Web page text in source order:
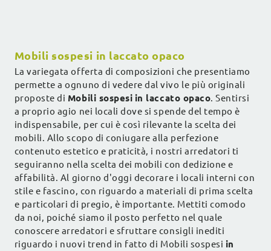
Mobili sospesi in laccato opaco
La variegata offerta di composizioni che presentiamo
permette a ognuno di vedere dal vivo le più originali
proposte di Mobili sospesi in laccato opaco. Sentirsi
a proprio agio nei locali dove si spende del tempo è
indispensabile, per cui è così rilevante la scelta dei
mobili. Allo scopo di coniugare alla perfezione
contenuto estetico e praticità, i nostri arredatori ti
seguiranno nella scelta dei mobili con dedizione e
affabilità. Al giorno d'oggi decorare i locali interni con
stile e fascino, con riguardo a materiali di prima scelta
e particolari di pregio, è importante. Mettiti comodo
da noi, poiché siamo il posto perfetto nel quale
conoscere arredatori e sfruttare consigli inediti
riguardo i nuovi trend in fatto di Mobili sospesi in